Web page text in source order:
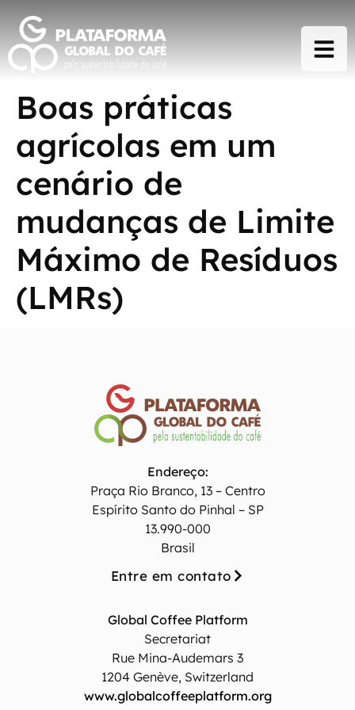
Boas práticas
agrícolas em um
cenário de
mudanças de Limite
Máximo de Resíduos
(LMRs)
Endereço:
Praça Rio Branco, 13 – Centro
Espírito Santo do Pinhal – SP
13.990-000
Brasil
Entre em contato
Global Coffee Platform
Secretariat
Rue Mina-Audemars 3
1204 Genève, Switzerland
www.globalcoffeeplatform.org